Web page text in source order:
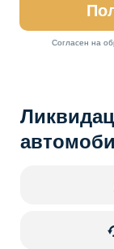
Согласен на